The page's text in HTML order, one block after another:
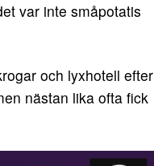
var inte småpotatis
och lyxhotell efter
nästan lika ofta fick